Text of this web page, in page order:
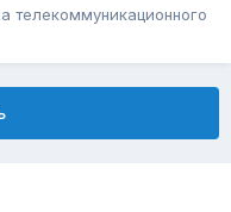
телекоммуникационного